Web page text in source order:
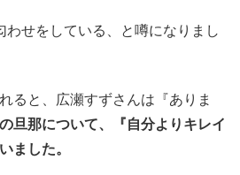
わせをしている、と噂になりまし
ると、広瀬すずさんは『ありま
旦那について、『自分よりキレイ
ました。